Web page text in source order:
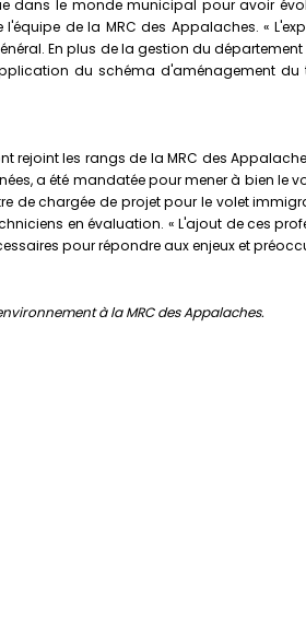
dans le monde municipal pour avoir
de la MRC des Appalaches. «
En plus de la gestion du
du schéma d'aménagement
rejoint les rangs de la MRC des
a été mandatée pour mener à bien
de chargée de projet pour le volet
en évaluation. « L'ajout de ces
pour répondre aux enjeux et
à la MRC des Appalaches.